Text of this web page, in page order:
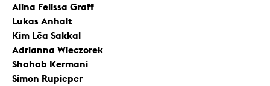
Alina Felissa Graff
Lukas Anhalt
Kim Lêa Sakkal
Adrianna Wieczorek
Shahab Kermani
Simon Rupieper